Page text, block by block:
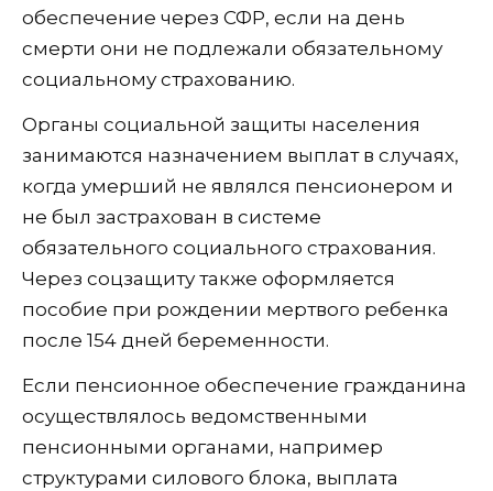
обеспечение через СФР, если на день
смерти они не подлежали обязательному
социальному страхованию.
Органы социальной защиты населения
занимаются назначением выплат в случаях,
когда умерший не являлся пенсионером и
не был застрахован в системе
обязательного социального страхования.
Через соцзащиту также оформляется
пособие при рождении мертвого ребенка
после 154 дней беременности.
Если пенсионное обеспечение гражданина
осуществлялось ведомственными
пенсионными органами, например
структурами силового блока, выплата